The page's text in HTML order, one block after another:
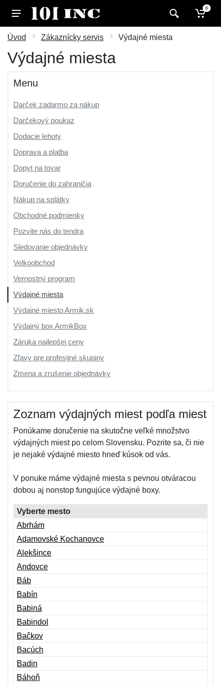
0
Úvod Zákaznícky servis Výdajné miesta
Výdajné miesta
Menu
Darček zadarmo za nákup
Darčekový poukaz
Dodacie lehoty
Doprava a platba
Dopyt na tovar
Doručenie do zahraničia
Nákup na splátky
Obchodné podmienky
Pozvite nás do tendra
Sledovanie objednávky
Velkoobchod
Vernostný program
Výdajné miesta
Výdajné miesto Armik.sk
Výdajný box ArmikBox
Záruka najlepšej ceny
Zľavy pre profesijné skupiny
Zmena a zrušenie objednávky
Zoznam výdajných miest podľa miest
Ponúkame doručenie na skutočne veľké množstvo
výdajných miest po celom Slovensku. Pozrite sa, či nie
je nejaké výdajné miesto hneď kúsok od vás.
V ponuke máme výdajné miesta s pevnou otváracou
dobou aj nonstop fungujúce výdajné boxy.
Vyberte mesto
Abrhám
Adamovské Kochanovce
Alekšince
Andovce
Báb
Babín
Babiná
Babindol
Bačkov
Bacúch
Badin
Báhoň